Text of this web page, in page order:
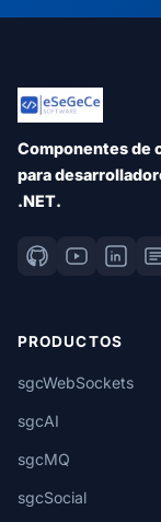
Componentes de
para
.NET.
PRODUCTOS
sgcWebSockets
sgcAI
sgcMQ
sgcSocial